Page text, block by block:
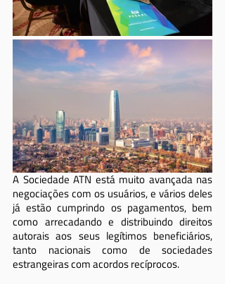
A Sociedade ATN está muito avançada nas
negociações com os usuários, e vários deles
já estão cumprindo os pagamentos, bem
como arrecadando e distribuindo direitos
autorais aos seus legítimos beneficiários,
tanto nacionais como de sociedades
estrangeiras com acordos recíprocos.